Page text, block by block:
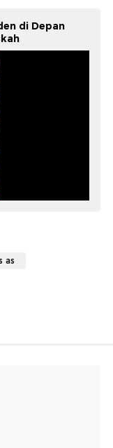
di Depan
as